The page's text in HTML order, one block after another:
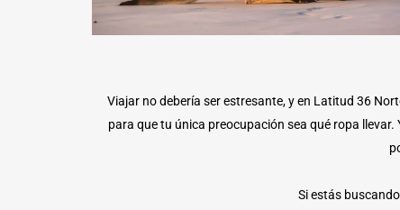
Viajar no debería ser estresante, y en Latitud 36
para que tu única preocupación sea qué ropa
Si estás